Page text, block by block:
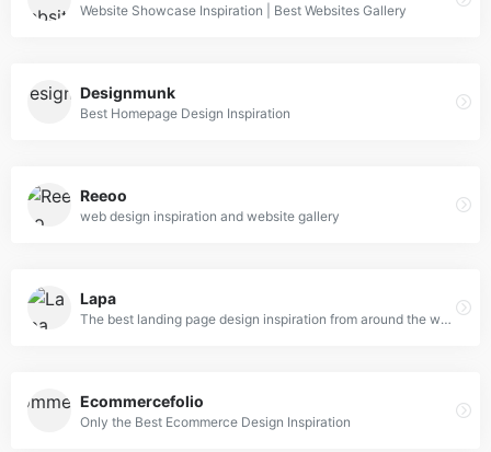
Website Showcase Inspiration | Best Websites Gallery
Designmunk
Best Homepage Design Inspiration
Reeoo
web design inspiration and website gallery
Lapa
The best landing page design inspiration from around the web.
Ecommercefolio
Only the Best Ecommerce Design Inspiration